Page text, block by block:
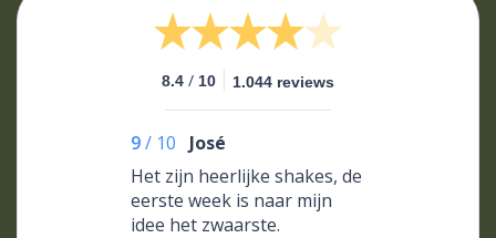
8.4 / 10 1.044 reviews
9/ 10
José
Het zijn heerlijke shakes, de
eerste week is naar mijn
idee het zwaarste.